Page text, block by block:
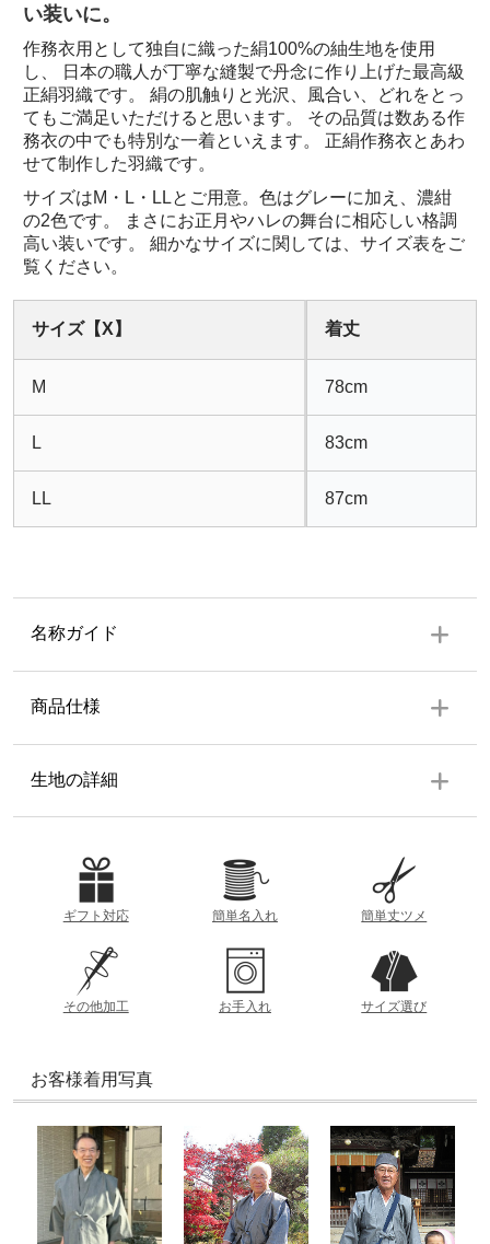
い装いに。
作務衣用として独自に織った絹100%の紬生地を使用
し、 日本の職人が丁寧な縫製で丹念に作り上げた最高級
正絹羽織です。 絹の肌触りと光沢、風合い、どれをとっ
てもご満足いただけると思います。 その品質は数ある作
務衣の中でも特別な一着といえます。 正絹作務衣とあわ
せて制作した羽織です。
サイズはM・L・LLとご用意。色はグレーに加え、濃紺
の2色です。 まさにお正月やハレの舞台に相応しい格調
高い装いです。 細かなサイズに関しては、サイズ表をご
覧ください。
サイズ【X】 着丈
M 78cm
L 83cm
LL 87cm
名称ガイド
商品仕様
ポケット
左右ポケット各1個
表地：絹100%
裏地：ポリエステル100%
洗濯方法
ドライ
日本
生地の詳細
参考重量 (Lサイズ)
約225g
透け感
あり
なし
おすすめの季節
春
夏 秋 冬
ギフト対応 簡単名入れ 簡単丈ツメ
その他加工 お手入れ サイズ選び
お客様着用写真